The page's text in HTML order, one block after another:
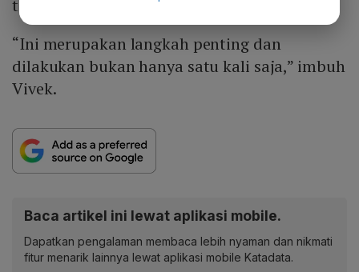
terhadap informasi yang salah.
“Ini merupakan langkah penting dan
dilakukan bukan hanya satu kali saja,” imbuh
Vivek.
Baca artikel ini lewat aplikasi mobile.
Dapatkan pengalaman membaca lebih nyaman dan nikmati
fitur menarik lainnya lewat aplikasi mobile Katadata.